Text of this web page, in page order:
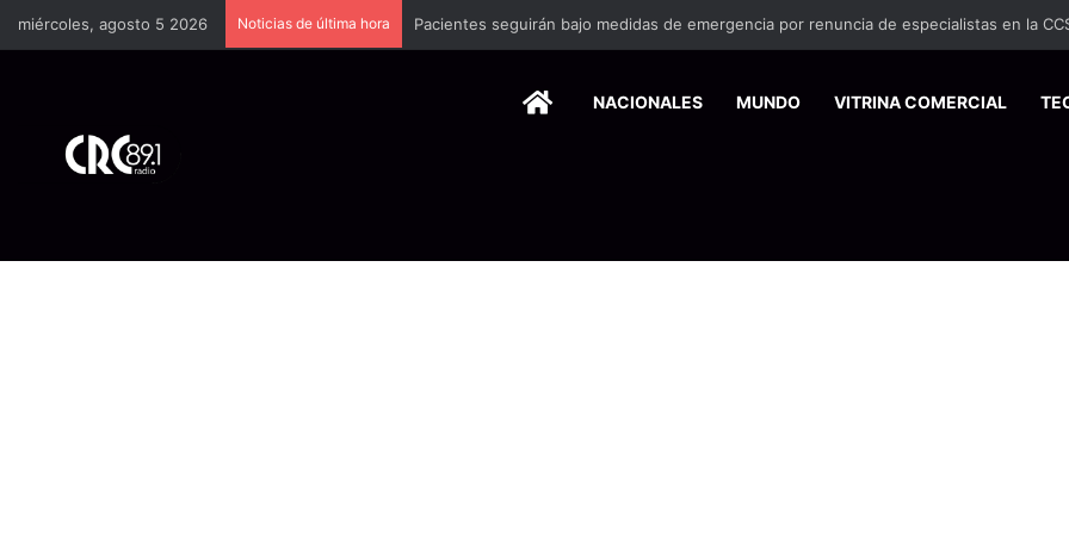
miércoles, agosto 5 2026 Noticias de última hora Pacientes seguirán bajo medidas de emergencia por renuncia de especialistas en la
HOMENACIONALES MUNDO VITRINA COMERCIAL